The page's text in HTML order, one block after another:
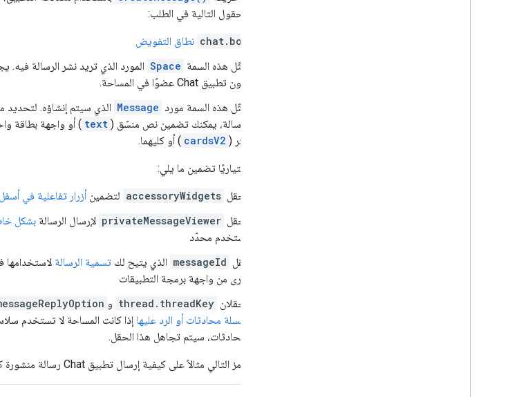
تحديد الحقول التالية في الطلب:
chat.bot نطاق التفويض
تمثّل هذه السمة Space المورد الذي تريد نشر الرسالة فيه.
يكون تطبيق Chat عضوًا في المساحة.
تمثّل هذه السمة مورد Message الذي سيتم إنشاؤه. لتحديد
الرسالة، يمكنك تضمين نص منسّق ( text ) أو واجهة بطاقة
أكثر ( cardsV2 ) أو كليهما.
يمكنك اختياريًا تضمين ما يلي:
الحقل accessoryWidgets لتضمينأزرار تفاعلية في
الحقل
privateMessageViewer لإرسال الرسالة بشكل
مستخدم محدّد
حقل
messageId الذي يتيح لك تسمية الرسالة لاستخدامها
أخرى من واجهة برمجة التطبيقات
الحقلان thread.threadKey و
سلسلة محادثات أو الرد عليها إذا كانت المساحة لا تستخدم
المحادثات، سيتم تجاهل هذا الحقل.
يعرض الرمز التالي مثالاً على كيفية إرسال تطبيق Chat رسالة منشورة كتطبيق Chat تتضمّن نصًا وبطاقة وزرًا قابلاً للنقر في أسفل الرسالة: